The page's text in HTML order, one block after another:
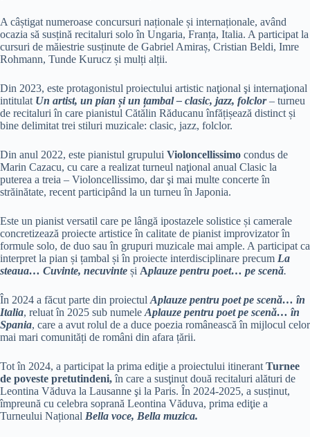
A câștigat numeroase concursuri naționale și internaționale, având
ocazia să susțină recitaluri solo în Ungaria, Franța, Italia. A participat la
cursuri de măiestrie susținute de Gabriel Amiraș, Cristian Beldi, Imre
Rohmann, Tunde Kurucz și mulți alții.
Din 2023, este protagonistul proiectului artistic naţional şi internaţional
intitulat Un artist, un pian și un țambal – clasic, jazz, folclor– turneu
de recitaluri în care pianistul Cătălin Răducanu înfățișează distinct și
bine delimitat trei stiluri muzicale: clasic, jazz, folclor.
Din anul 2022, este pianistul grupului Violoncellissimo condus de
Marin Cazacu, cu care a realizat turneul naţional anual Clasic la
puterea a treia – Violoncellissimo, dar şi mai multe concerte în
străinătate, recent participând la un turneu în Japonia.
Este un pianist versatil care pe lângă ipostazele solistice și camerale
concretizează proiecte artistice în calitate de pianist improvizator în
formule solo, de duo sau în grupuri muzicale mai ample. A participat ca
interpret la pian și țambal și în proiecte interdisciplinare precum La
steaua… Cuvinte, necuvinte și Aplauze pentru poet… pe scenă.
În 2024 a făcut parte din proiectul Aplauze pentru poet pe scenă… în
Italia, reluat în 2025 sub numele Aplauze pentru poet pe scenă… în
Spania, care a avut rolul de a duce poezia românească în mijlocul celor
mai mari comunități de români din afara țării.
Tot în 2024, a participat la prima ediţie a proiectului itinerant Turnee
de poveste pretutindeni,în care a susţinut două recitaluri alături de
Leontina Văduva la Lausanne şi la Paris. În 2024-2025, a susținut,
împreună cu celebra soprană Leontina Văduva, prima ediţie a
Turneului Național Bella voce, Bella muzica.